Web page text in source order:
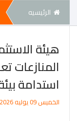
الرئيسيه
هيئة
المنازعات
استدامة
الخميس 09 يوليه 2026 -10:30